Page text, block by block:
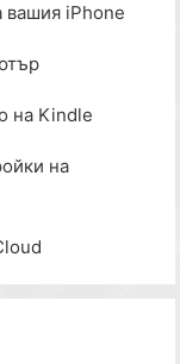
вашия iPhone
на Kindle
на